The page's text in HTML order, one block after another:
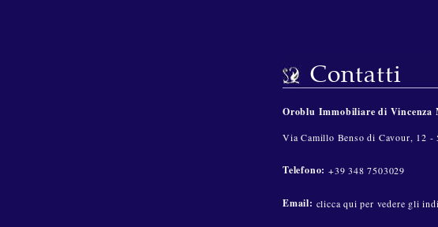
Contatti
Oroblu Immobiliare di Vincenza
Via Camillo Benso di Cavour, 12 -
Telefono: +39 348 7503029
Email: clicca qui per vedere gli